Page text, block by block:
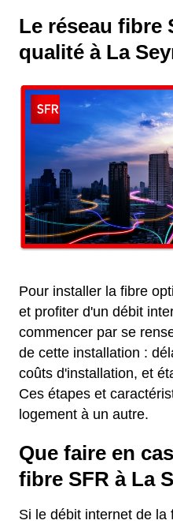
Le réseau fibre
qualité à La
Pour installer la fibre
et profiter d'un débit
commencer par se
de cette installation :
coûts d'installation, et
Ces étapes et
logement à un autre.
Que faire en
fibre SFR à La
Si le débit internet de la